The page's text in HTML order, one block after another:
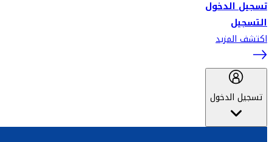
تسجيل الدخول
التسجيل
اكتشف المزيد
تسجيل الدخول